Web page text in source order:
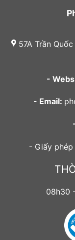
57A Trần Quốc
-
- Email:
- Giấy phép
08h30